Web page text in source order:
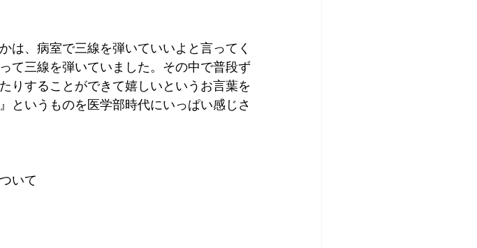
は、病室で三線を弾いていいよと言ってく
て三線を弾いていました。その中で普段ず
りすることができて嬉しいというお言葉を
というものを医学部時代にいっぱい感じさ
いて